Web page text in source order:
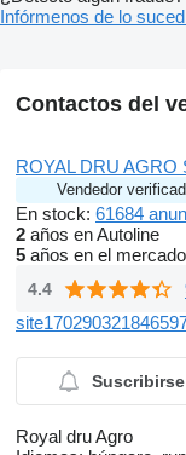
Infórmenos de lo
Contactos del
ROYAL DRU AGRO
Vendedor
En stock: 61684
2 años en Autoline
5 años en el mercado
4.4
Royal dru Agro